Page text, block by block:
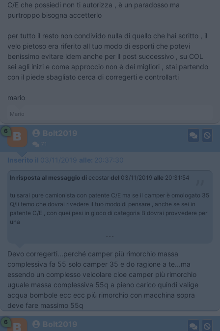
C/E che possiedi non ti autorizza , è un paradosso ma
purtroppo bisogna accetterlo
per tutto il resto non condivido nulla di quello che hai scritto , il
velo pietoso era riferito all tuo modo di esporti che potevi
benissimo evitare idem anche per il post successivo , su COL
sei agli inizi e come approccio non è dei migliori , stai partendo
con il piede sbagliato cerca di corregerti e controllarti
mario
Mario
6 Bolt2019
71
Inserito il 03/11/2019 alle: 20:37:30
In risposta al messaggio di ecostar del 03/11/2019 alle 20:31:54
tu sarai pure camionista con patente C/E ma se il camper è omologato 35
Q/li temo che dovrai rivedere il tuo modo di pensare , anche se sei in
patente C/E , con quei pesi in gioco di categoria B dovrai provvedere per
una
...
Devo corregerti...perché camper più rimorchio massa
complessiva fa 55 solo camper 35 e do ragione a te...ma
essendo un complesso veicolare cioe camper più rimorchio
uguale massa complessiva 55q a pieno carico quindi valige
acqua bombole ecc ecc più rimorchio con macchina sopra
deve fare massimo 55q
6 Bolt2019